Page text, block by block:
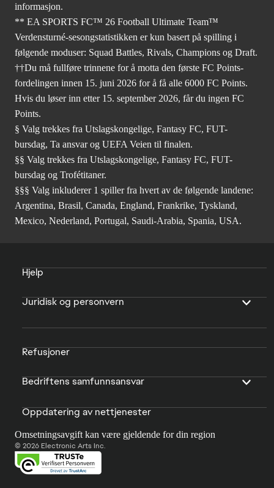
informasjon.
** EA SPORTS FC™ 26 Football Ultimate Team™
Verdensturné-sesongstatistikken er kun basert på spilling i
følgende moduser: Squad Battles, Rivals, Champions og Draft.
††Du må fullføre trinnene for å motta den første FC Points-
fordelingen innen 15. juni 2026 for å få alle 6000 FC Points.
Hvis du løser inn etter 15. september 2026, får du ingen FC
Points.
§ Valg trekkes fra Utslagskongelige, Fantasy FC, FUT-
bursdag, Ta ansvar og UEFA Veien til finalen.
§§ Valg trekkes fra Utslagskongelige, Fantasy FC, FUT-
bursdag og Trofétitaner.
§§§ Valg inkluderer 1 spiller fra hvert av de følgende landene:
Argentina, Brasil, Canada, England, Frankrike, Tyskland,
Mexico, Nederland, Portugal, Saudi-Arabia, Spania, USA.
Hjelp
Juridisk og personvern
Refusjoner
Bedriftens samfunnsansvar
Oppdatering av nettjenester
Omsetningsavgift kan være gjeldende for din region
© 2026 Electronic Arts Inc.